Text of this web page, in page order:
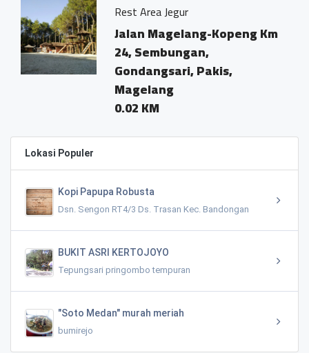
Rest Area Jegur
Jalan Magelang-Kopeng Km
24, Sembungan,
Gondangsari, Pakis,
Magelang
0.02 KM
Lokasi Populer
Kopi Papupa Robusta
Dsn. Sengon RT4/3 Ds. Trasan Kec. Bandongan
BUKIT ASRI KERTOJOYO
Tepungsari pringombo tempuran
"Soto Medan" murah meriah
bumirejo